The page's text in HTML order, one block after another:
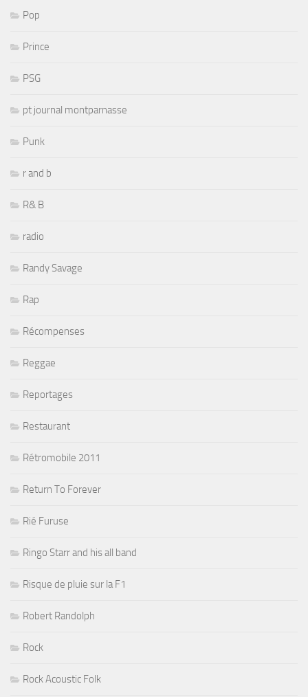
Pop
Prince
PSG
pt journal montparnasse
Punk
r and b
R& B
radio
Randy Savage
Rap
Récompenses
Reggae
Reportages
Restaurant
Rétromobile 2011
Return To Forever
Rié Furuse
Ringo Starr and his all band
Risque de pluie sur la F1
Robert Randolph
Rock
Rock Acoustic Folk